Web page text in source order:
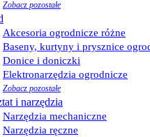
Zobacz pozostałe
Akcesoria ogrodnicze różne
Baseny, kurtyny i prysznice
Donice i doniczki
Elektronarzędzia ogrodnicze
Zobacz pozostałe
i narzędzia
Narzędzia mechaniczne
Narzędzia ręczne